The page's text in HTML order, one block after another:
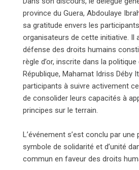
province du Guera, Abdoulaye
sa gratitude envers les
organisateurs de cette initiative. Il
défense des droits humains
règle d’or, inscrite dans la
République, Mahamat Idriss Déby
participants à suivre activement
de consolider leurs capacités à
principes sur le terrain.
L’événement s’est conclu par
symbole de solidarité et d’unité
commun en faveur des droits